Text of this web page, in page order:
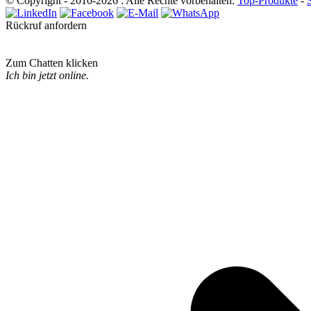
Rückruf anfordern
Zum Chatten klicken
Ich bin jetzt online.